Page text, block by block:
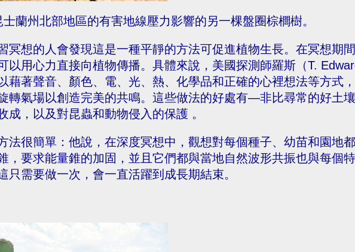
蘭州北部地區的有害地線壓力影響的另一棵盤圈棕櫚樹。
冥想的人會發現這是一種平靜的方法可促進植物生長。在冥想期
以用心力直接向植物傳播。具體來說，美國探測師羅斯（T.
藉著聲音、顏色、電、光、熱、化學品和正確的心裡想法等方式
轉氣場以創造完美的共鳴。這些做法的好處有—非比尋常的好土
成，以及對昆蟲和動物侵入的保護 。
法很簡單：他說，在深度冥想中，觀想對每個種子、幼苗和園地
，要求能量錐的加固，並且它們都與當地自然波形共振也與每個
只需要做一次，會一直活躍到成長期結束。